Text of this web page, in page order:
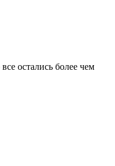
остались более чем